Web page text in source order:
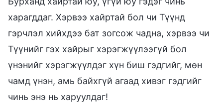
харагддаг. Хэрвээ хайртай бол чи Түүнд
гэрчлэл хийхдээ бат зогсож чадна, хэрвээ чи
Түүнийг гэх хайрыг хэрэгжүүлээгүй бол
үнэнийг хэрэгжүүлдэг хүн биш гэдгийг, мөн
чамд үнэн, амь байхгүй агаад хивэг гэдгийг
чинь энэ нь харуулдаг!